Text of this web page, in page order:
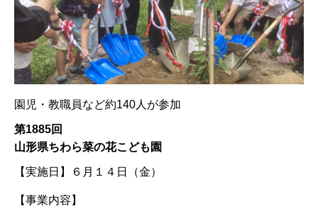
園児・教職員など約140人が参加
第1885回
山形県ちわら菜の花こども園
【実施日】 ６月１４日（金）
【事業内容】